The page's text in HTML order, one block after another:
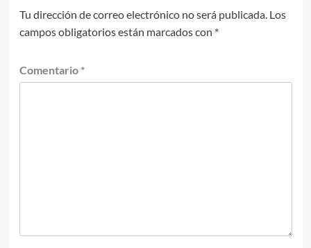
Tu dirección de correo electrónico no será publicada. Los
campos obligatorios están marcados con *
Comentario *